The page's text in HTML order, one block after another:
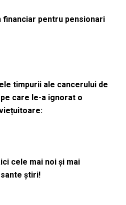
financiar pentru pensionari
timpurii ale cancerului de
care le-a ignorat o
cele mai noi și mai
știri!